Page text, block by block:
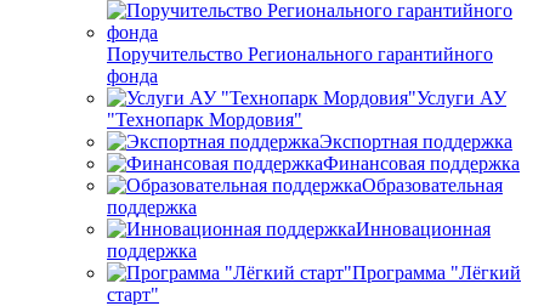
Поручительство Регионального гарантийного
фонда
Услуги АУ
"Технопарк Мордовия"
Экспортная поддержка
Финансовая поддержка
Образовательная
поддержка
Инновационная
поддержка
Программа "Лёгкий
старт"